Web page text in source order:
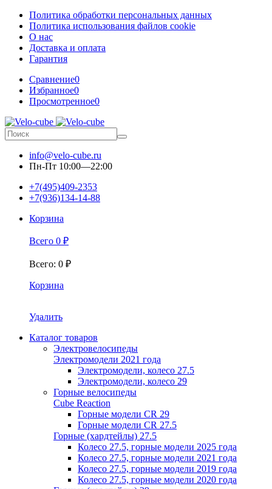
Политика обработки персональных данных
Политика использования файлов cookie
О нас
Доставка и оплата
Гарантия
Сравнение0
Избранное0
Просмотренное0
info@velo-cube.ru
Пн-Пт 10:00—22:00
+7(495)409-2353
+7(936)134-14-88
Корзина
Всего 0 ₽
Всего: 0 ₽
Корзина
Удалить
Каталог товаров
Электровелосипеды
Электромодели 2021 года
Электромодели, колесо 27.5
Электромодели, колесо 29
Горные велосипеды
Cube Reaction
Горные модели CR 29
Горные модели CR 27.5
Горные (хардтейлы) 27.5
Колесо 27.5, горные модели 2025 года
Колесо 27.5, горные модели 2021 года
Колесо 27.5, горные модели 2019 года
Колесо 27.5, горные модели 2020 года